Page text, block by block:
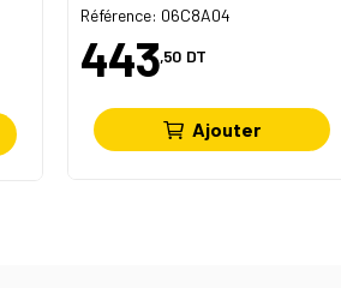
Référence: 06C8A04
443,50 DT
Ajouter